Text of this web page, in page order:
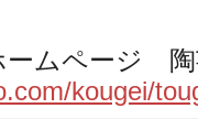
ームページ
kougei/